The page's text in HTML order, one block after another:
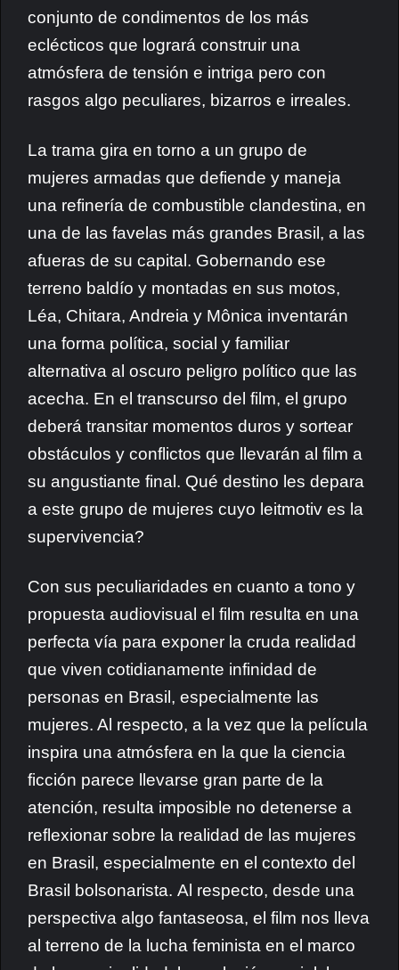
conjunto de condimentos de los más
eclécticos que logrará construir una
atmósfera de tensión e intriga pero con
rasgos algo peculiares, bizarros e irreales.
La trama gira en torno a un grupo de
mujeres armadas que defiende y maneja
una refinería de combustible clandestina, en
una de las favelas más grandes Brasil, a las
afueras de su capital. Gobernando ese
terreno baldío y montadas en sus motos,
Léa, Chitara, Andreia y Mônica inventarán
una forma política, social y familiar
alternativa al oscuro peligro político que las
acecha. En el transcurso del film, el grupo
deberá transitar momentos duros y sortear
obstáculos y conflictos que llevarán al film a
su angustiante final. Qué destino les depara
a este grupo de mujeres cuyo leitmotiv es la
supervivencia?
Con sus peculiaridades en cuanto a tono y
propuesta audiovisual el film resulta en una
perfecta vía para exponer la cruda realidad
que viven cotidianamente infinidad de
personas en Brasil, especialmente las
mujeres. Al respecto, a la vez que la película
inspira una atmósfera en la que la ciencia
ficción parece llevarse gran parte de la
atención, resulta imposible no detenerse a
reflexionar sobre la realidad de las mujeres
en Brasil, especialmente en el contexto del
Brasil bolsonarista. Al respecto, desde una
perspectiva algo fantaseosa, el film nos lleva
al terreno de la lucha feminista en el marco